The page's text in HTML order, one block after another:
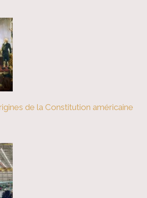
de la Constitution américaine